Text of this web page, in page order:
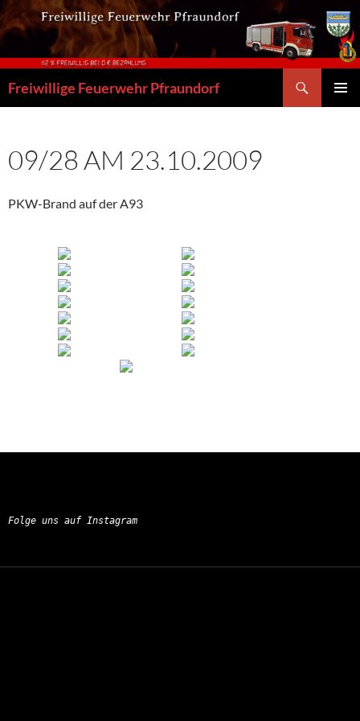
Zum
Inhalt
springen
Freiwillige Feuerwehr Pfraundorf
09/28 AM 23.10.2009
PKW-Brand auf der A93
Folge uns auf Instagram